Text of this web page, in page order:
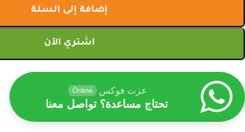
إضافة إلى السلة
اشتري الآن
عزت فوكس Online
تحتاج مساعدة؟ تواصل معنا